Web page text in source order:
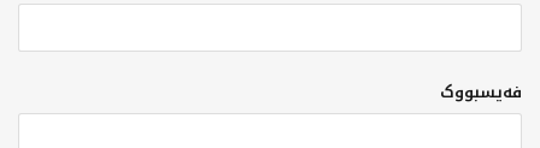
فەیسبووک